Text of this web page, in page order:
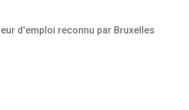
d'emploi reconnu par Bruxelles